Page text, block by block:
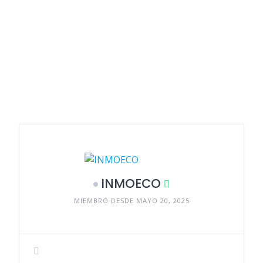
INMOECO
MIEMBRO DESDE MAYO 20, 2025